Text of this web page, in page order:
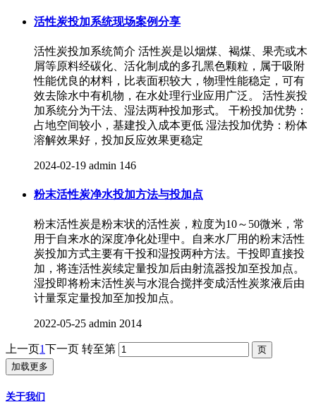
活性炭投加系统现场案例分享
活性炭投加系统简介 活性炭是以烟煤、褐煤、果壳或木
屑等原料经碳化、活化制成的多孔黑色颗粒，属于吸附
性能优良的材料，比表面积较大，物理性能稳定，可有
效去除水中有机物，在水处理行业应用广泛。 活性炭投
加系统分为干法、湿法两种投加形式。 干粉投加优势：
占地空间较小，基建投入成本更低 湿法投加优势：粉体
溶解效果好，投加反应效果更稳定
2024-02-19 admin 146
粉末活性炭净水投加方法与投加点
粉末活性炭是粉末状的活性炭，粒度为10～50微米，常
用于自来水的深度净化处理中。自来水厂用的粉末活性
炭投加方式主要有干投和湿投两种方法。干投即直接投
加，将连活性炭续定量投加后由射流器投加至投加点。
湿投即将粉末活性炭与水混合搅拌变成活性炭浆液后由
计量泵定量投加至加投加点。
2022-05-25 admin 2014
上一页1下一页 转至第
加载更多
关于我们